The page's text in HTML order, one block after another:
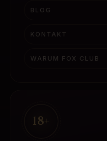
BLOG
KONTAKT
WARUM FOX CLUB
18+